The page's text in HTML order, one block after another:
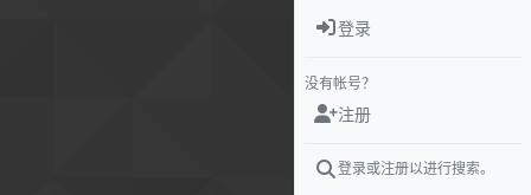
登录
没有帐号？
注册
登录或注册以进行搜索。